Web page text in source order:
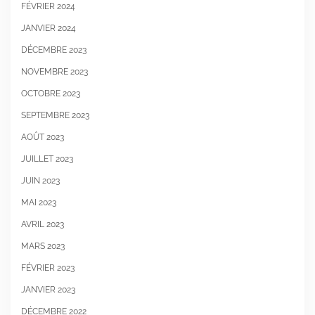
FÉVRIER 2024
JANVIER 2024
DÉCEMBRE 2023
NOVEMBRE 2023
OCTOBRE 2023
SEPTEMBRE 2023
AOÛT 2023
JUILLET 2023
JUIN 2023
MAI 2023
AVRIL 2023
MARS 2023
FÉVRIER 2023
JANVIER 2023
DÉCEMBRE 2022